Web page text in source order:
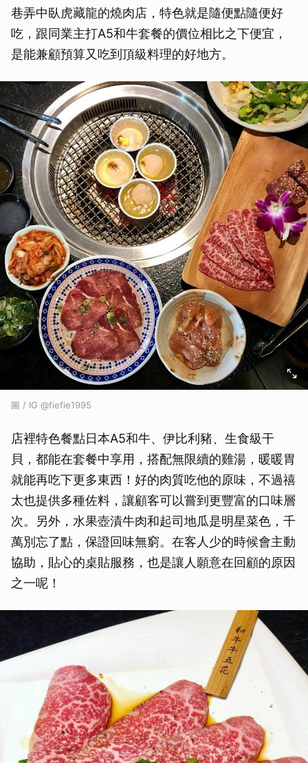
巷弄中臥虎藏龍的燒肉店，特色就是隨便點隨便好
吃，跟同業主打A5和牛套餐的價位相比之下便宜，
是能兼顧預算又吃到頂級料理的好地方。
圖 / IG @fiefie1995
店裡特色餐點日本A5和牛、伊比利豬、生食級干
貝，都能在套餐中享用，搭配無限續的雞湯，暖暖胃
就能再吃下更多東西！好的肉質吃他的原味，不過禧
太也提供多種佐料，讓顧客可以嘗到更豐富的口味層
次。另外，水果壺漬牛肉和起司地瓜是明星菜色，千
萬別忘了點，保證回味無窮。在客人少的時候會主動
協助，貼心的桌貼服務，也是讓人願意在回顧的原因
之一呢！